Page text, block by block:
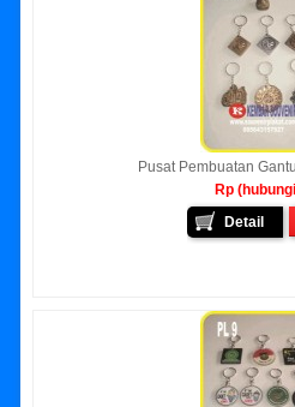
Pusat Pembuatan
Rp
Detail